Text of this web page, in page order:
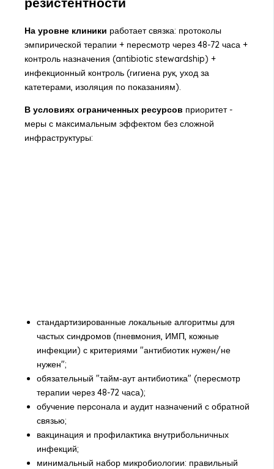
На уровне клиники работает связка: протоколы
эмпирической терапии + пересмотр через 48-72 часа +
контроль назначения (antibiotic stewardship) +
инфекционный контроль (гигиена рук, уход за
катетерами, изоляция по показаниям).
В условиях ограниченных ресурсов приоритет -
меры с максимальным эффектом без сложной
инфраструктуры:
стандартизированные локальные алгоритмы для
частых синдромов (пневмония, ИМП, кожные
инфекции) с критериями "антибиотик нужен/не
нужен";
обязательный "тайм‑аут антибиотика" (пересмотр
терапии через 48-72 часа);
обучение персонала и аудит назначений с обратной
связью;
вакцинация и профилактика внутрибольничных
инфекций;
минимальный набор микробиологии: правильный